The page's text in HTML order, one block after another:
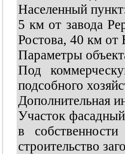
Населенный
5 км от завода
Ростова, 40 км от
Параметры
Под
подсобного
Дополнительная
Участок
в
строительство